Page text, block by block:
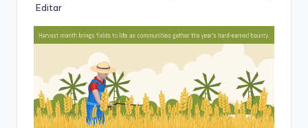
Editar